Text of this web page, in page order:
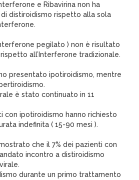
e Ribavirina non ha
distiroidismo rispetto alla sola
pegilato ) non è risultato
all’Interferone tradizionale.
presentato ipotiroidismo, mentre
è stato continuato in 11
con ipotiroidismo hanno richiesto
indefinita ( 15-90 mesi ).
che il 7% dei pazienti con
incontro a distiroidismo
durante un primo trattamento